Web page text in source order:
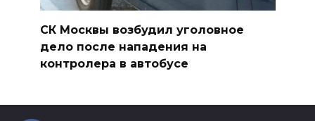
СК Москвы возбудил уголовное
дело после нападения на
контролера в автобусе